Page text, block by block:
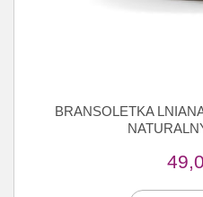
BRANSOLETKA